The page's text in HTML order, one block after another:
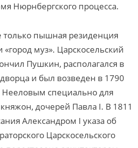
Нюрнбергского процесса.
пышная резиденция
«город муз». Царскосельский
Пушкин, располагался в
и был возведен в 1790
Нееловым специально для
дочерей Павла I. В 1811
Александром I указа об
Царскосельского